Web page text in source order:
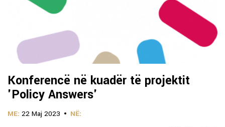
Konferencë në kuadër të projektit
'Policy Answers'
ME: 22 Maj 2023 NË: